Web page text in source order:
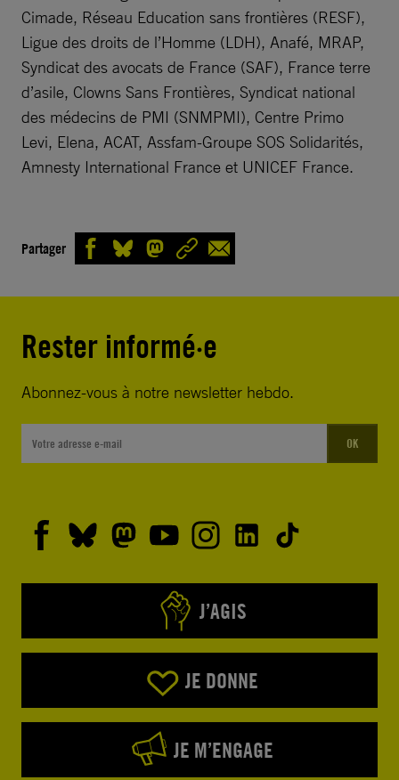
Cimade, Réseau Education sans frontières (RESF),
Ligue des droits de l’Homme (LDH), Anafé, MRAP,
Syndicat des avocats de France (SAF), France terre
d’asile, Clowns Sans Frontières, Syndicat national
des médecins de PMI (SNMPMI), Centre Primo
Levi, Elena, ACAT, Assfam-Groupe SOS Solidarités,
Amnesty International France et UNICEF France.
Partager
Rester informé·e
Abonnez-vous à notre newsletter hebdo.
OK
J’AGIS
JE DONNE
JE M’ENGAGE